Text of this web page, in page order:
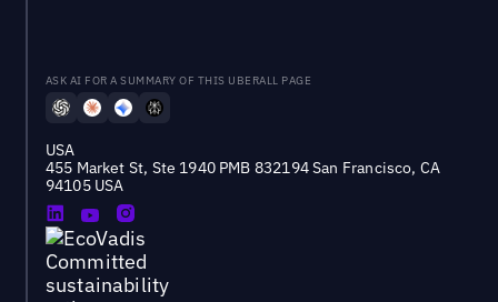
ASK AI FOR A SUMMARY OF THIS UBERALL PAGE
USA
455 Market St, Ste 1940 PMB 832194 San Francisco, CA
94105 USA